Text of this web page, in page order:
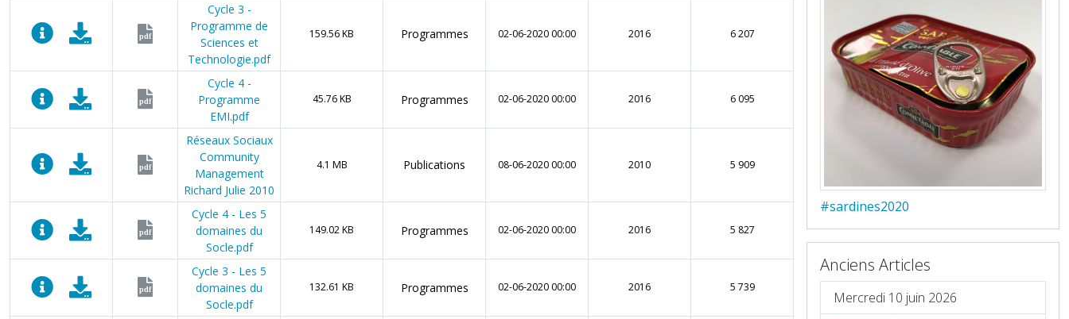
pdf
Cycle 3 -
Programme de
Sciences et
Technologie.pdf
159.56 KB Programmes 02-06-2020 00:00 2016 6 207
pdf
Cycle 4 -
Programme
EMI.pdf
45.76 KB Programmes 02-06-2020 00:00 2016 6 095
pdf
Réseaux Sociaux
Community
Management
Richard Julie 2010
4.1 MB Publications 08-06-2020 00:00 2010 5 909
pdf
Cycle 4 - Les 5
domaines du
Socle.pdf
149.02 KB Programmes 02-06-2020 00:00 2016 5 827
pdf
Cycle 3 - Les 5
domaines du
Socle.pdf
132.61 KB Programmes 02-06-2020 00:00 2016 5 739
#sardines2020
Anciens Articles
Mercredi 10 juin 2026